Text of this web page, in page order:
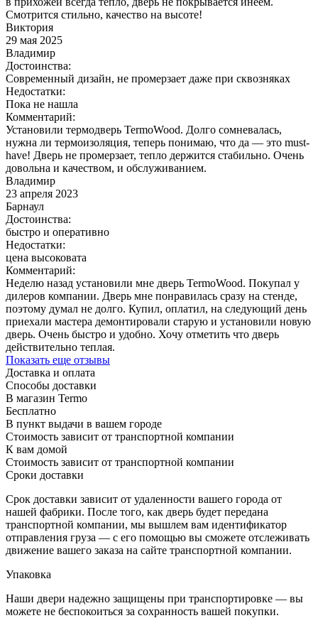
Смотрится стильно, качество на высоте!
Виктория
29 мая 2025
Владимир
Достоинства:
Современный дизайн, не промерзает даже при сквозняках
Недостатки:
Пока не нашла
Комментарий:
Установили термодверь TermoWood. Долго сомневалась,
нужна ли термоизоляция, теперь понимаю, что да — это must-
have! Дверь не промерзает, тепло держится стабильно. Очень
довольна и качеством, и обслуживанием.
Владимир
23 апреля 2023
Барнаул
Достоинства:
быстро и оперативно
Недостатки:
цена высоковата
Комментарий:
Неделю назад установили мне дверь TermoWood. Покупал у
дилеров компании. Дверь мне понравилась сразу на стенде,
поэтому думал не долго. Купил, оплатил, на следующий день
приехали мастера демонтировали старую и установили новую
дверь. Очень быстро и удобно. Хочу отметить что дверь
действительно теплая.
Показать еще отзывы
Доставка и оплата
Способы доставки
В магазин Termo
Бесплатно
В пункт выдачи в вашем городе
Стоимость зависит от транспортной компании
К вам домой
Стоимость зависит от транспортной компании
Сроки доставки
Срок доставки зависит от удаленности вашего города от
нашей фабрики. После того, как дверь будет передана
транспортной компании, мы вышлем вам идентификатор
отправления груза — с его помощью вы сможете отслеживать
движение вашего заказа на сайте транспортной компании.
Упаковка
Наши двери надежно защищены при транспортировке — вы
можете не беспокоиться за сохранность вашей покупки.